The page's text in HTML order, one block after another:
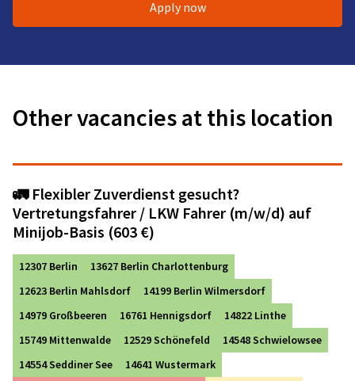
Apply now
Other vacancies at this location
🚛 Flexibler Zuverdienst gesucht?
Vertretungsfahrer / LKW Fahrer (m/w/d) auf
Minijob-Basis (603 €)
12307 Berlin
13627 Berlin Charlottenburg
12623 Berlin Mahlsdorf
14199 Berlin Wilmersdorf
14979 Großbeeren
16761 Hennigsdorf
14822 Linthe
15749 Mittenwalde
12529 Schönefeld
14548 Schwielowsee
14554 Seddiner See
14641 Wustermark